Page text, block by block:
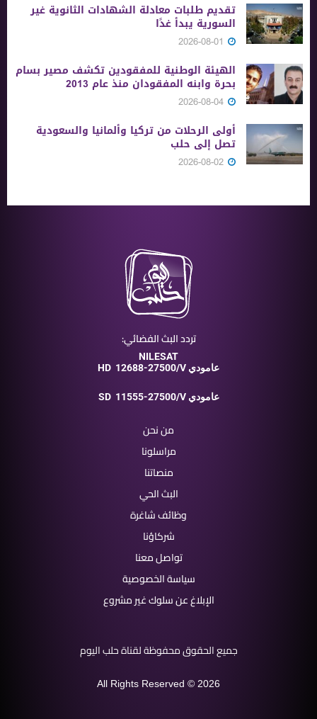
تقديم طلبات معادلة الشهادات الثانوية ‏غير
السورية يبدأ غدًا
الهيئة الوطنية للمفقودين تكشف مصير بسام
بحرة وابنه المفقودان منذ عام 2013
أولى الرحلات من ‏تركيا وألمانيا والسعودية
تصل إلى حلب
تردد البث الفضائي:
NILESAT
HD
12688-27500/V عامودي
SD 11555-27500/V عامودي
من نحن
مراسلونا
منصاتنا
البث الحي
وظائف شاغرة
شركاؤنا
تواصل معنا
سياسة الخصوصية
الإبلاغ عن سلوك غير مشروع
جميع الحقوق محفوظة لقناة حلب اليوم
All Rights Reserved © 2026